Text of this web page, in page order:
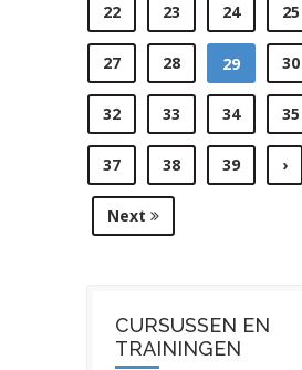
22 23 24 25
27 28 29 30
32 33 34 35
37 38 39 ›
Next
CURSUSSEN EN
TRAININGEN